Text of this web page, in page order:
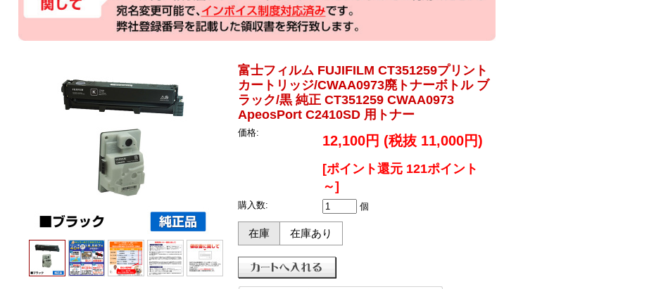
富士フィルム FUJIFILM CT351259プリント
カートリッジ/CWAA0973廃トナーボトル ブ
ラック/黒 純正 CT351259 CWAA0973
ApeosPort C2410SD 用トナー
価格:
12,100円 (税抜 11,000円)
[ポイント還元 121ポイント
～]
購入数: 個
在庫 在庫あり